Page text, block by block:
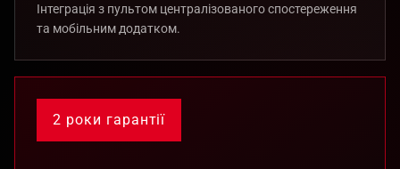
Інтеграція з пультом централізованого спостереження
та мобільним додатком.
2 роки гарантії